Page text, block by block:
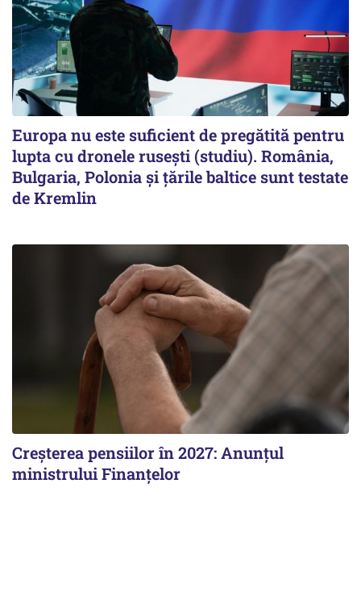
Europa nu este suficient de pregătită pentru
lupta cu dronele rusești (studiu). România,
Bulgaria, Polonia și țările baltice sunt testate
de Kremlin
Creșterea pensiilor în 2027: Anunțul
ministrului Finanțelor